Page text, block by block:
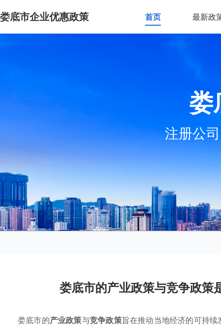
娄底市企业优惠政策 首页 最新政
娄
注册公
娄底市的产业政策与竞争政策
娄底市的产业政策与竞争政策旨在推动当地经济的可持